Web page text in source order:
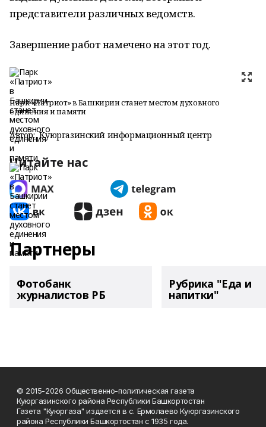
представители различных ведомств.
Завершение работ намечено на этот год.
Парк «Патриот» в Башкирии станет местом духовного
единения и памяти
Автор: Куюргазинский информационный центр
Читайте нас
Партнеры
Фотобанк
журналистов РБ
Рубрика "Еда и
напитки"
© 2015-2026 Общественно-политическая газета
Куюргазинского района Республики Башкортостан
Газета "Куюргаза" издается в с. Ермолаево Куюргазинского
района Республики Башкортостан с 1935 года.